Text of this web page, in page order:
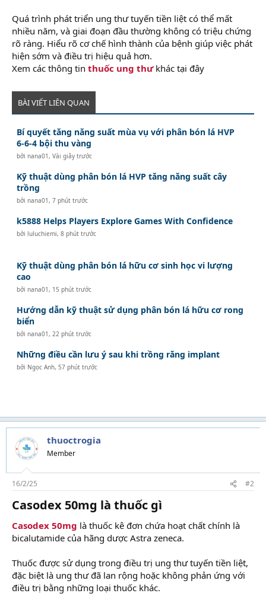
Quá trình phát triển ung thư tuyến tiền liệt có thể mất
nhiều năm, và giai đoạn đầu thường không có triệu chứng
rõ ràng. Hiểu rõ cơ chế hình thành của bệnh giúp việc phát
hiện sớm và điều trị hiệu quả hơn.
Xem các thông tin thuốc ung thưkhác tại đây
BÀI VIẾT LIÊN QUAN
Bí quyết tăng năng suất mùa vụ với phân bón lá HVP
6-6-4 bội thu vàng
bởinana01 ,Vài giây trước
Kỹ thuật dùng phân bón lá HVP tăng năng suất cây
trồng
bởinana01 ,7 phút trước
k5888 Helps Players Explore Games With Confidence
bởiluluchiemi,8 phút trước
Kỹ thuật dùng phân bón lá hữu cơ sinh học vi lượng
cao
bởinana01 , 15 phút trước
Hướng dẫn kỹ thuật sử dụng phân bón lá hữu cơ rong
biển
bởinana01 , 22 phút trước
Những điều cần lưu ý sau khi trồng răng implant
bởi Ngọc Anh, 57 phút trước
thuoctrogia
Member
16/2/25 #2
Casodex 50mg là thuốc gì
Casodex 50mg là thuốc kê đơn chứa hoạt chất chính là
bicalutamide của hãng dược Astra zeneca.
Thuốc được sử dụng trong điều trị ung thư tuyến tiền liệt,
đặc biệt là ung thư đã lan rộng hoặc không phản ứng với
điều trị bằng những loại thuốc khác.